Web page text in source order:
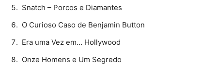
Snatch – Porcos e Diamantes
O Curioso Caso de Benjamin Button
Era uma Vez em… Hollywood
Onze Homens e Um Segredo